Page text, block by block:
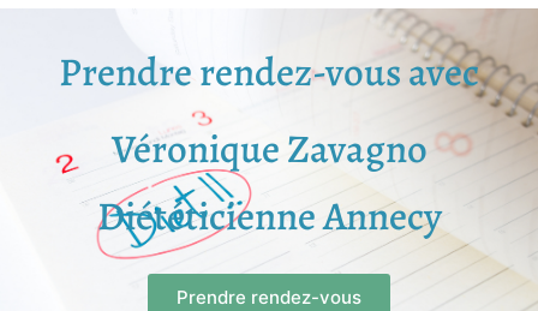
Prendre rendez-vous avec
Véronique Zavagno
Diététicienne Annecy
Prendre rendez-vous